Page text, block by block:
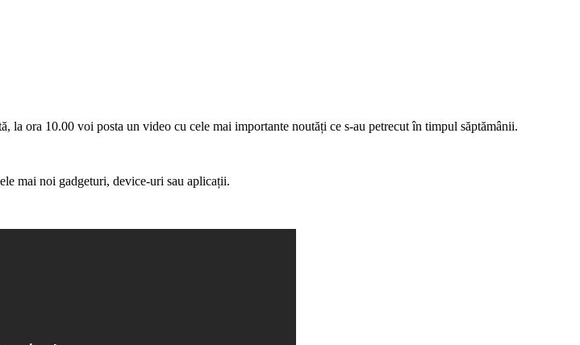
ora 10.00 voi posta un video cu cele mai importante noutăți ce s-au petrecut în timpul săptămânii.
mai noi gadgeturi, device-uri sau aplicații.